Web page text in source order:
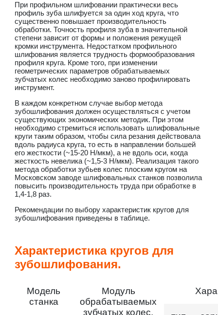
При профильном шлифовании практически весь
профиль зуба шлифуется за один ход круга, что
существенно повышает производительность
обработки. Точность профиля зуба в значительной
степени зависит от формы и положения режущей
кромки инструмента. Недостатком профильного
шлифования является трудность формообразования
профиля круга. Кроме того, при изменении
геометрических параметров обрабатываемых
зубчатых колес необходимо заново профилировать
инструмент.
В каждом конкретном случае выбор метода
зубошлифования должен осуществляться с учетом
существующих экономических методик. При этом
необходимо стремиться использовать шлифовальные
круги таким образом, чтобы сила резания действовала
вдоль радиуса круга, то есть в направлении большей
его жесткости (~15-20 Н/мкм), а не вдоль оси, когда
жесткость невелика (~1,5-3 Н/мкм). Реализация такого
метода обработки зубьев колес плоским кругом на
Московском заводе шлифовальных станков позволила
повысить производительность труда при обработке в
1,4-1,8 раз.
Рекомендации по выбору характеристик кругов для
зубошлифования приведены в таблице.
Характеристика кругов для
зубошлифования.
Модель
станка
Модуль
обрабатываемых
зубчатых колес,